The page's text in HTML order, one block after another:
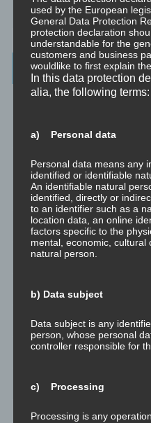
Minivideo
Latest Posts
Was ist NLP?
Wahrnehmung ist Projektion
Der Schatten
Trauma versus
Dissoziation aus NLP-Sicht
Dissoziation aus
Abgespaltene Teile im
Abgespaltene Teile
Richtig Feedback geben:
How To Make Yourself A
used by the European
General Data Protection
protection declaration
understandable for the
customers and business
wouldlike to first explain
In this data protection
alia, the following terms:
a) Personal data
Personal data means any
identified or identifiable
An identifiable natural
identified, directly or
to an identifier such as a
location data, an online
factors specific to the
mental, economic, cultural
natural person.
b) Data subject
Data subject is any
person, whose personal
controller responsible for
c) Processing
Processing is any